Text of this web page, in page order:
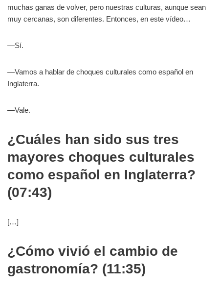
muchas ganas de volver, pero nuestras culturas, aunque sean
muy cercanas, son diferentes. Entonces, en este vídeo…
—Sí.
—Vamos a hablar de choques culturales como español en
Inglaterra.
—Vale.
¿Cuáles han sido sus tres
mayores choques culturales
como español en Inglaterra?
(07:43)
[…]
¿Cómo vivió el cambio de
gastronomía? (11:35)